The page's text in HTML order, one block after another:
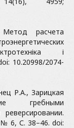
расчета
і
10.20998/2074-
Р.А., Зарицкая
гребными
№ 6, С. 38–46. doi: